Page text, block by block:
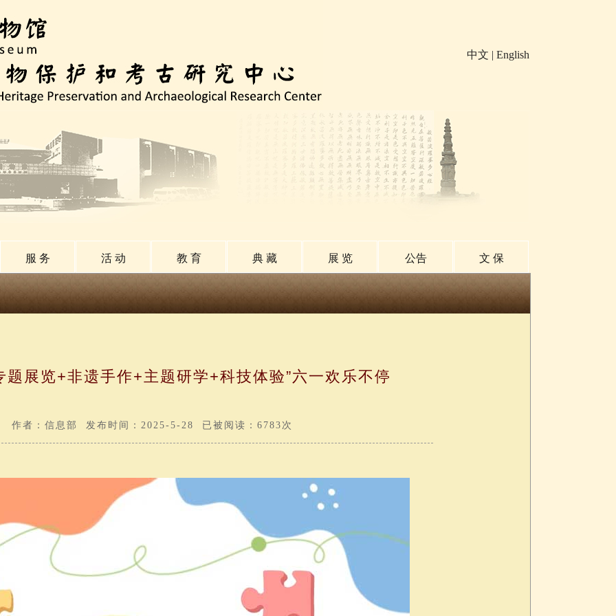
中文 | English
服 务 活 动 教 育 典 藏 展 览 公告 文 保
题展览+非遗手作+主题研学+科技体验”六一欢乐不停
作者：信息部 发布时间：2025-5-28 已被阅读：6783次